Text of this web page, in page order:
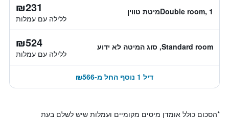
Double room, 1מיטת טווין ₪231
ללילה עם עמלות
Standard room, סוג המיטה לא ידוע ₪524
ללילה עם עמלות
דיל 1 נוסף החל מ-₪566
*הסכום כולל אומדן מיסים מקומיים ועמלות שיש לשלם בעת